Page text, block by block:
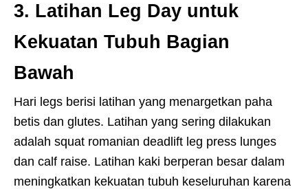
3. Latihan Leg Day untuk
Kekuatan Tubuh Bagian
Bawah
Hari legs berisi latihan yang menargetkan paha
betis dan glutes. Latihan yang sering dilakukan
adalah squat romanian deadlift leg press lunges
dan calf raise. Latihan kaki berperan besar dalam
meningkatkan kekuatan tubuh keseluruhan karena